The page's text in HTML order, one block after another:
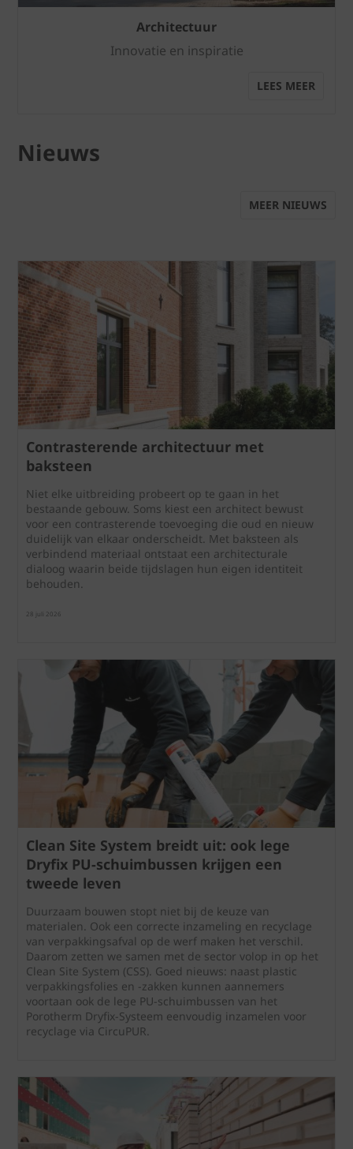
Architectuur
Innovatie en inspiratie
LEES MEER
Nieuws
MEER NIEUWS
Contrasterende architectuur met
baksteen
Niet elke uitbreiding probeert op te gaan in het
bestaande gebouw. Soms kiest een architect bewust
voor een contrasterende toevoeging die oud en nieuw
duidelijk van elkaar onderscheidt. Met baksteen als
verbindend materiaal ontstaat een architecturale
dialoog waarin beide tijdslagen hun eigen identiteit
behouden.
28 juli 2026
Clean Site System breidt uit: ook lege
Dryfix PU-schuimbussen krijgen een
tweede leven
Duurzaam bouwen stopt niet bij de keuze van
materialen. Ook een correcte inzameling en recyclage
van verpakkingsafval op de werf maken het verschil.
Daarom zetten we samen met de sector volop in op het
Clean Site System (CSS). Goed nieuws: naast plastic
verpakkingsfolies en -zakken kunnen aannemers
voortaan ook de lege PU-schuimbussen van het
Porotherm Dryfix-Systeem eenvoudig inzamelen voor
recyclage via CircuPUR.